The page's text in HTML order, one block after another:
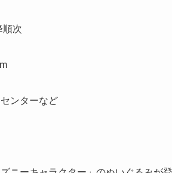
順次
ンターなど